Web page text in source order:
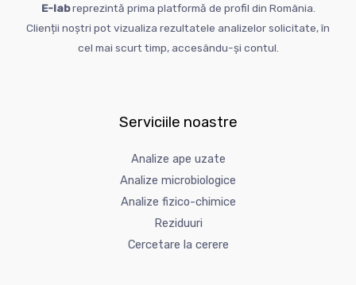
E-lab reprezintă prima platformă de profil din România
Clienții noștri pot vizualiza rezultatele analizelor solicitate,în
cel mai scurt timp, accesându-și contul
Serviciile noastre
Analize ape uzate
Analize microbiologice
Analize fizico-chimice
Reziduuri
Cercetare la cerere